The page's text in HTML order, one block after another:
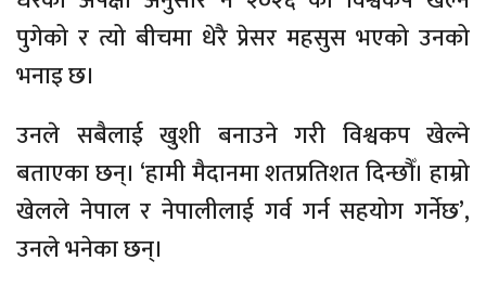
पुगेको र त्यो बीचमा धेरै प्रेसर महसुस भएको उनको
भनाइ छ।
उनले सबैलाई खुशी बनाउने गरी विश्वकप खेल्ने
बताएका छन्। ‘हामी मैदानमा शतप्रतिशत दिन्छौँ। हाम्रो
खेलले नेपाल र नेपालीलाई गर्व गर्न सहयोग गर्नेछ’,
उनले भनेका छन्।